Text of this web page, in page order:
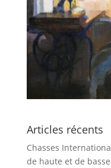
Articles récents
Chasses
de haute et de